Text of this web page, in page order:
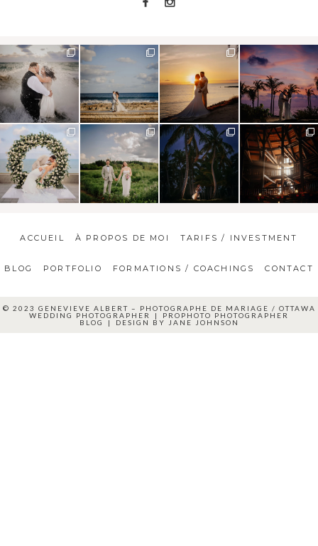
ACCUEIL À PROPOS DE MOI TARIFS / INVESTMENT
BLOG PORTFOLIO FORMATIONS / COACHINGS CONTACT
© 2023 GENEVIEVE ALBERT – PHOTOGRAPHE DE MARIAGE / OTTAWA
WEDDING PHOTOGRAPHER
|
PROPHOTO PHOTOGRAPHER
BLOG
| DESIGN BY JANE JOHNSON